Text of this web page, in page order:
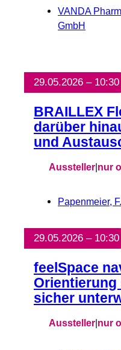
VANDA
GmbH
29.05.2026 – 10:30
BRAILLEX
darüber
und
Aussteller|nur
Papenmeier,
29.05.2026 – 10:30
feelSpace
Orientierung
sicher
Aussteller|nur